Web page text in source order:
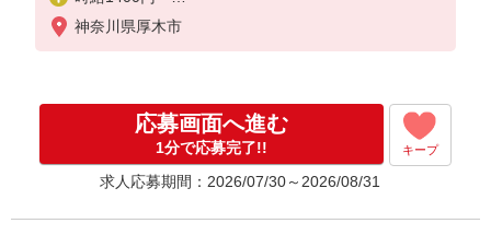
※残業代支給
★交通費別途支給（規定あり）
入社祝い金10万円支給(規定有)
お友達を紹介頂くと,
インセンティブ支給(規定有)
゜・。○。・゜+゜・。○。・゜+゜
神奈川県厚木市
応募画面へ進む
1分で応募完了!! キープ
求人応募期間：2026/07/30～2026/08/31